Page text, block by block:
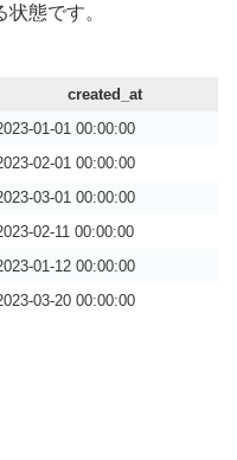
態です。
created_at
01-01 00:00:00
02-01 00:00:00
03-01 00:00:00
02-11 00:00:00
01-12 00:00:00
03-20 00:00:00